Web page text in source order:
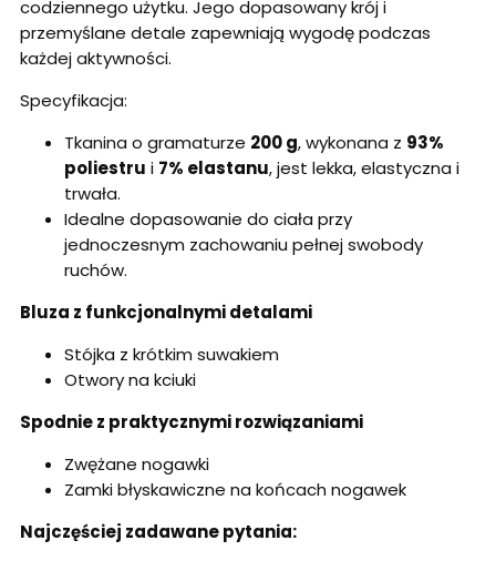
codziennego użytku. Jego dopasowany krój i
przemyślane detale zapewniają wygodę podczas
każdej aktywności.
Specyfikacja:
Tkanina o gramaturze 200 g, wykonana z 93%
poliestru i 7% elastanu, jest lekka, elastyczna i
trwała.
Idealne dopasowanie do ciała przy
jednoczesnym zachowaniu pełnej swobody
ruchów.
Bluza z funkcjonalnymi detalami
Stójka z krótkim suwakiem
Otwory na kciuki
Spodnie z praktycznymi rozwiązaniami
Zwężane nogawki
Zamki błyskawiczne na końcach nogawek
Najczęściej zadawane pytania: